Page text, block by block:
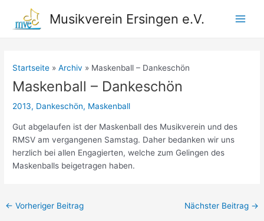
springen
Musikverein Ersingen e.V.
Startseite Archiv Maskenball – Dankeschön
Maskenball – Dankeschön
2013, Dankeschön, Maskenball
Gut abgelaufen ist der Maskenball des Musikverein und des
RMSV am vergangenen Samstag. Daher bedanken wir uns
herzlich bei allen Engagierten, welche zum Gelingen des
Maskenballs beigetragen haben.
Beitragsnavigation
← Vorheriger Beitrag Nächster Beitrag →